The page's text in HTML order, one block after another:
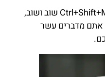
זה חוסך את הצורך ללחוץ Ctrl+Shift+M שוב ושוב,
אתם מדברים עשר